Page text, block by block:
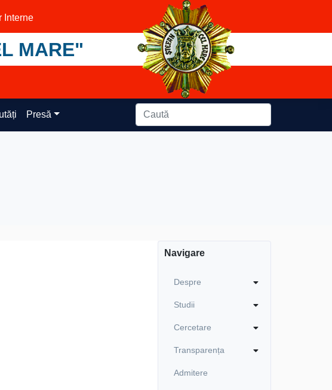
Interne
MARE"
Presă
Navigare
Despre
Studii
Cercetare
Transparența
Admitere